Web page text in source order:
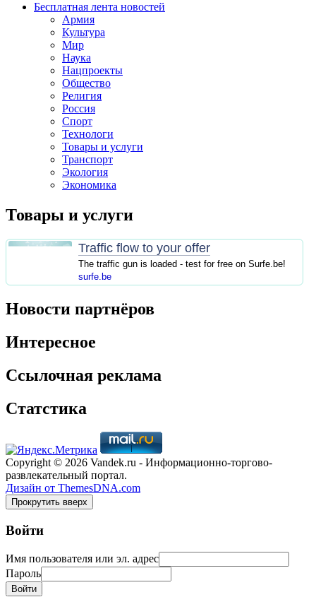
Бесплатная лента новостей
Армия
Культура
Мир
Наука
Нацпроекты
Общество
Религия
Россия
Спорт
Технологи
Товары и услуги
Транспорт
Экология
Экономика
Товары и услуги
Traffic flow to your offer
The traffic gun is loaded - test for free on Surfe.be!
surfe.be
Новости партнёров
Интересное
Ссылочная реклама
Статстика
Copyright © 2026 Vandek.ru - Информационно-торгово-
развлекательный портал.
Дизайн от ThemesDNA.com
Прокрутить вверх
Войти
Имя пользователя или эл. адрес
Пароль
Войти